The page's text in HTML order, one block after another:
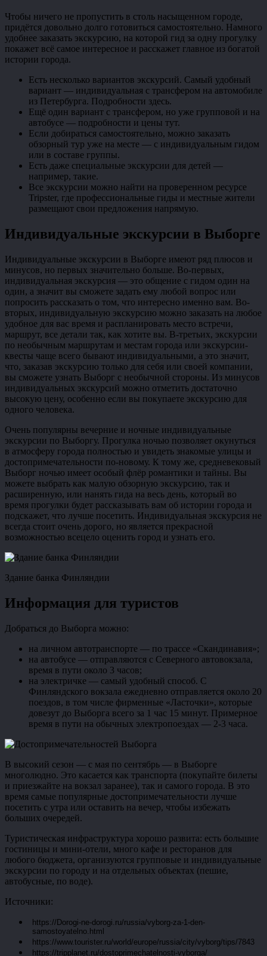
Чтобы ничего не пропустить в столь насыщенном городе,
придётся довольно долго готовиться самостоятельно. Намного
удобнее заказать экскурсию, на которой гид за одну прогулку
покажет всё самое интересное и расскажет главное из богатой
истории города.
Есть несколько вариантов экскурсий. Самый удобный
вариант — индивидуальная с трансфером на автомобиле
из Петербурга. Подробности здесь.
Ещё один вариант с трансфером, но уже групповой и на
автобусе — подробности и цены тут.
Если добираться самостоятельно, можно заказать
обзорный тур уже на месте — с индивидуальным гидом
или в составе группы.
Есть даже специальные экскурсии для детей —
например, такие.
Все экскурсии можно найти на проверенном ресурсе
Tripster, где профессиональные гиды и местные жители
размещают свои предложения напрямую.
Индивидуальные экскурсии в Выборге
Индивидуальные экскурсии в Выборге имеют ряд плюсов и
минусов, но первых значительно больше. Во-первых,
индивидуальная экскурсия — это общение с гидом один на
один, а значит вы сможете задать ему любой вопрос или
попросить рассказать о том, что интересно именно вам. Во-
вторых, индивидуальную экскурсию можно заказать на любое
удобное для вас время и распланировать место встречи,
маршрут, все детали так, как хотите вы. В-третьих, экскурсии
по необычным маршрутам и местам города или экскурсии-
квесты чаще всего бывают индивидуальными, а это значит,
что, заказав экскурсию только для себя или своей компании,
вы сможете узнать Выборг с необычной стороны. Из минусов
индивидуальных экскурсий можно отметить достаточно
высокую цену, особенно если вы покупаете экскурсию для
одного человека.
Очень популярны вечерние и ночные индивидуальные
экскурсии по Выборгу. Прогулка ночью позволяет окунуться
в атмосферу города полностью и увидеть знакомые улицы и
достопримечательности по-новому. К тому же, средневековый
Выборг ночью имеет особый флёр романтики и тайны. Вы
можете выбрать как малую обзорную экскурсию, так и
расширенную, или нанять гида на весь день, который во
время прогулки будет рассказывать вам об истории города и
подскажет, что лучше посетить. Индивидуальная экскурсия не
всегда стоит очень дорого, но является прекрасной
возможностью всецело оценить город и узнать его.
Здание банка Финляндии
Информация для туристов
Добраться до Выборга можно:
на личном автотранспорте — по трассе «Скандинавия»;
на автобусе — отправляются с Северного автовокзала,
время в пути около 3 часов;
на электричке — самый удобный способ. С
Финляндского вокзала ежедневно отправляется около 20
поездов, в том числе фирменные «Ласточки», которые
довезут до Выборга всего за 1 час 15 минут. Примерное
время в пути на обычных электропоездах — 2-3 часа.
В высокий сезон — с мая по сентябрь — в Выборге
многолюдно. Это касается как транспорта (покупайте билеты
и приезжайте на вокзал заранее), так и самого города. В это
время самые популярные достопримечательности лучше
посетить с утра или оставить на вечер, чтобы избежать
больших очередей.
Туристическая инфраструктура хорошо развита: есть большие
гостиницы и мини-отели, много кафе и ресторанов для
любого бюджета, организуются групповые и индивидуальные
экскурсии по городу и на отдельных объектах (пешие,
автобусные, по воде).
Источники:
https://Dorogi-ne-dorogi.ru/russia/vyborg-za-1-den-
samostoyatelno.html
https://www.tourister.ru/world/europe/russia/city/vyborg/tips/7843
https://tripplanet.ru/dostoprimechatelnosti-vyborga/